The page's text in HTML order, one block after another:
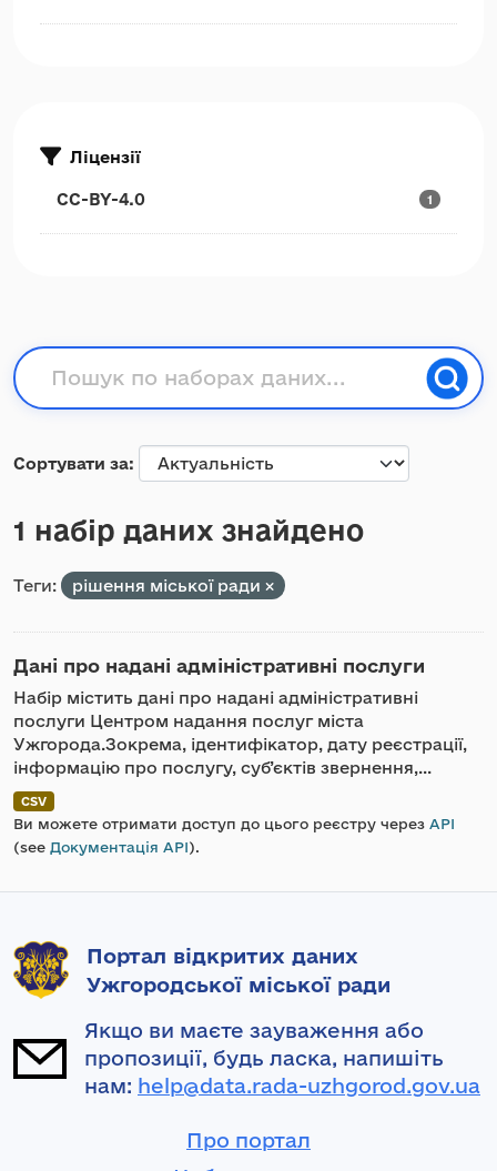
Ліцензії
CC-BY-4.0 1
Сортувати за
1 набір даних знайдено
Теги: рішення міської ради
Дані про надані адміністративні послуги
Набір містить дані про надані адміністративні
послуги Центром надання послуг міста
Ужгорода.Зокрема, ідентифікатор, дату реєстрації,
інформацію про послугу, суб’єктів звернення,...
CSV
Ви можете отримати доступ до цього реєстру через API
(see Документація API).
Портал відкритих даних
Ужгородської міської ради
Якщо ви маєте зауваження або
пропозиції, будь ласка, напишіть
нам: help@data.rada-uzhgorod.gov.ua
Про портал